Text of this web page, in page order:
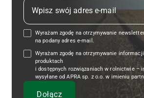
Wyrażam zgodę na otrzymywanie
na podany adres e-mail.
Wyrażam zgodę na otrzymywanie
produktach
i dostępnych rozwiązaniach w rolnictwie –
wysyłane od APRA sp. z o.o. w imieniu